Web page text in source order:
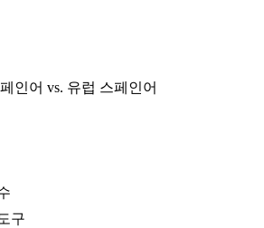
인어 vs. 유럽 스페인어
구